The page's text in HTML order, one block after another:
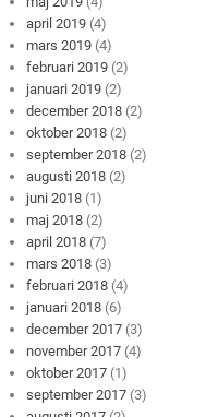
april 2019 (4)
mars 2019 (4)
februari 2019 (2)
januari 2019 (2)
december 2018 (2)
oktober 2018 (2)
september 2018 (2)
augusti 2018 (2)
juni 2018 (1)
maj 2018 (2)
april 2018 (7)
mars 2018 (3)
februari 2018 (4)
januari 2018 (6)
december 2017 (3)
november 2017 (4)
oktober 2017 (1)
september 2017 (3)